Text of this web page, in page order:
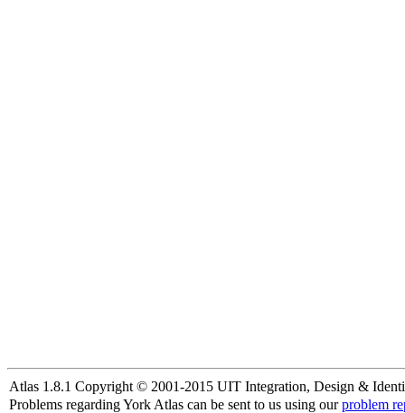
Atlas 1.8.1 Copyright © 2001-2015 UIT Integration, Design &
Problems regarding York Atlas can be sent to us using ourproblem